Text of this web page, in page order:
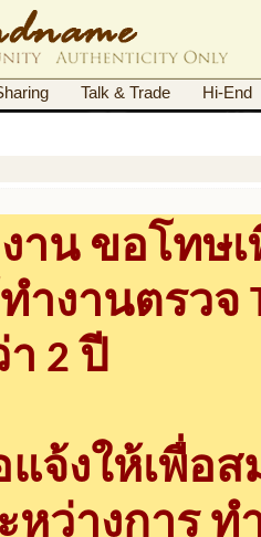
Talk & Trade Hi-End
าน ขอโทษ
ำงานตรวจ
า 2 ปี
แจ้งให้เพื่อ
หว่างการ ท